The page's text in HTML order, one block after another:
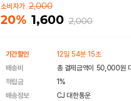
소비자가 2,000
20% 1,600 2,000
기간할인
12일 54분 15초
배송비
총 결제금액이 50,000원
적립금
1%
배송정보
CJ 대한통운